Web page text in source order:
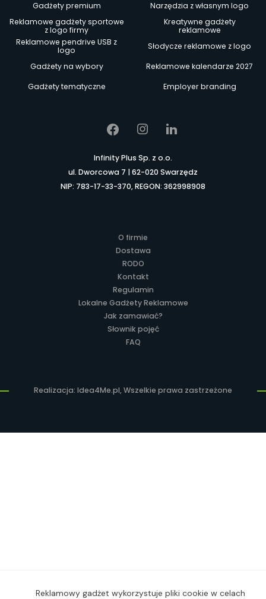
Gadżety premium
Narzędzia z własnym logo
Reklamowe gadżety sportowe
z logo firmy
Kreatywne gadżety
reklamowe
Reklamowe pendrive USB z
logo
Słodycze reklamowe z logo
Gadżety na wybory
Reklamowe kalendarze 2027
Gadżety tematyczne
Employer branding
Infinity Plus Sp. z o.o.
ul. Dworcowa 7 | 62-020 Swarzędz
NIP: 783-17-33-370, REGON: 362998908
O firmie
Dostawa
RODO
Kontakt
Regulamin
Lokalne Gadżety Reklamowe
Jak zamawiać?
Słownik pojęć
FAQ
Realizacja: Idea4Me.pl, Wszelkie prawa zastrzeżone
Reklamowy gadżet wykorzystuje pliki cookie w celach